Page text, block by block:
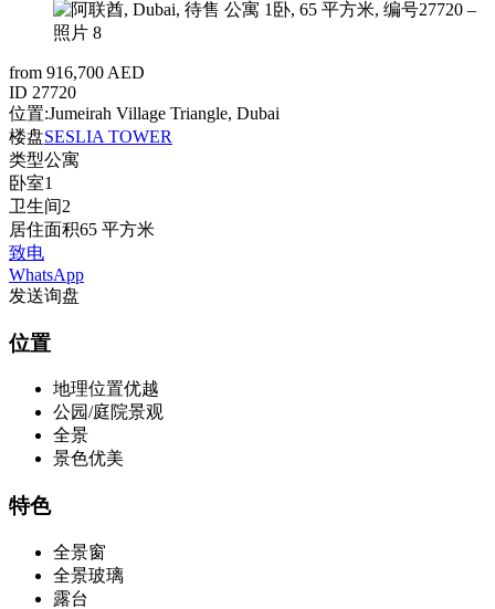
from 916,700 AED
ID 27720
位置:Jumeirah Village Triangle, Dubai
楼盘SESLIA TOWER
类型公寓
卧室1
卫生间2
居住面积65 平方米
致电
WhatsApp
发送询盘
位置
地理位置优越
公园/庭院景观
全景
景色优美
特色
全景窗
全景玻璃
露台